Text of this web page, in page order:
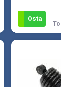
jousen ja
Osta